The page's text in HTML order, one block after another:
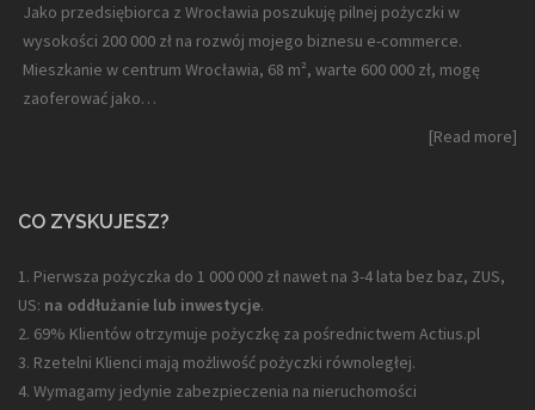
Jako przedsiębiorca z Wrocławia poszukuję pilnej pożyczki w
wysokości 200 000 zł na rozwój mojego biznesu e-commerce.
Mieszkanie w centrum Wrocławia, 68 m², warte 600 000 zł, mogę
zaoferować jako…
[Read more]
CO ZYSKUJESZ?
1. Pierwsza pożyczka do 1 000 000 zł nawet na 3-4 lata bez baz, ZUS,
US: na oddłużanie lub inwestycje.
2. 69% Klientów otrzymuje pożyczkę za pośrednictwem Actius.pl
3. Rzetelni Klienci mają możliwość pożyczki równoległej.
4. Wymagamy jedynie zabezpieczenia na nieruchomości